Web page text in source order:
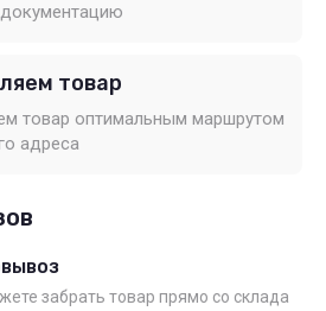
товар
товар оптимальным маршрутом
адреса
забрать товар прямо со склада